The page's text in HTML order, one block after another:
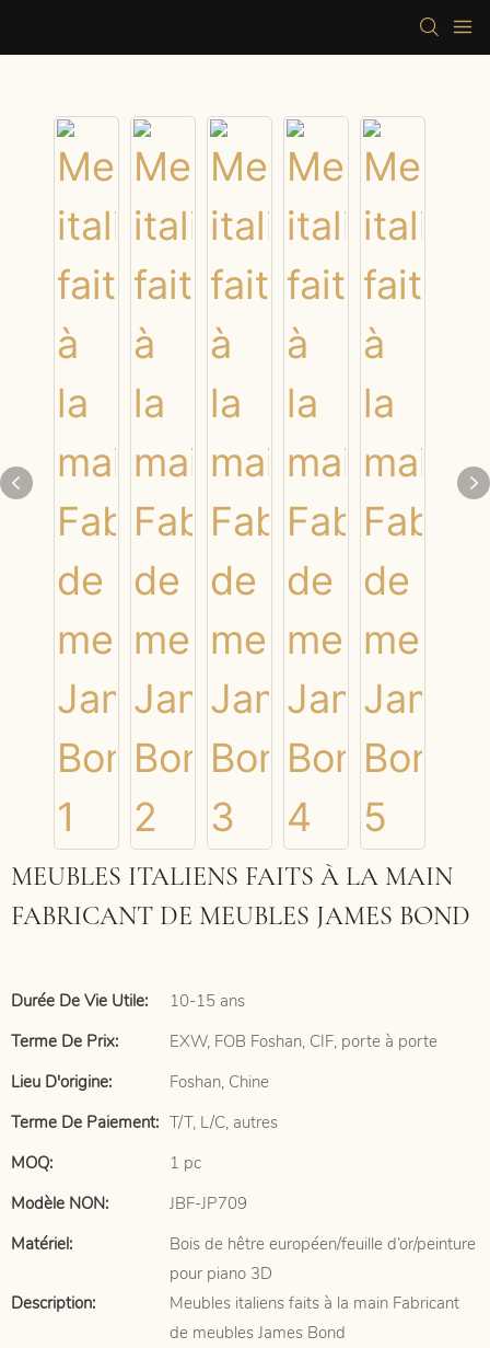
MEUBLES ITALIENS FAITS À LA MAIN
FABRICANT DE MEUBLES JAMES BOND
Durée De Vie Utile:
10-15 ans
Terme De Prix:
EXW, FOB Foshan, CIF, porte à porte
Lieu D'origine:
Foshan, Chine
Terme De Paiement: T/T, L/C, autres
MOQ:
1 pc
Modèle NON:
JBF-JP709
Matériel:
Bois de hêtre européen/feuille d’or/peinture
pour piano 3D
Description:
Meubles italiens faits à la main Fabricant
de meubles James Bond